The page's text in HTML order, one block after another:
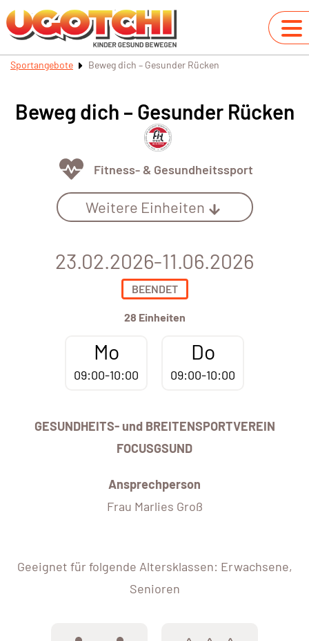
Sportangebote Beweg dich – Gesunder Rücken
Beweg dich – Gesunder Rücken
Fitness- & Gesundheitssport
Weitere Einheiten
23.02.2026-11.06.2026
BEENDET
28 Einheiten
Mo
09:00-10:00
Do
09:00-10:00
GESUNDHEITS- und BREITENSPORTVEREIN
FOCUSGSUND
Ansprechperson
Frau Marlies Groß
Geeignet für folgende Altersklassen: Erwachsene,
Senioren